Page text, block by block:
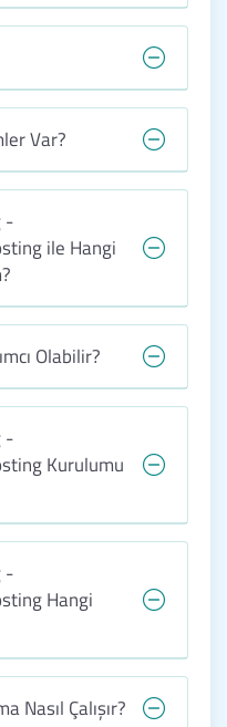
Var?
-
ile Hangi
Olabilir?
-
Kurulumu
-
Hangi
Nasıl Çalışır?